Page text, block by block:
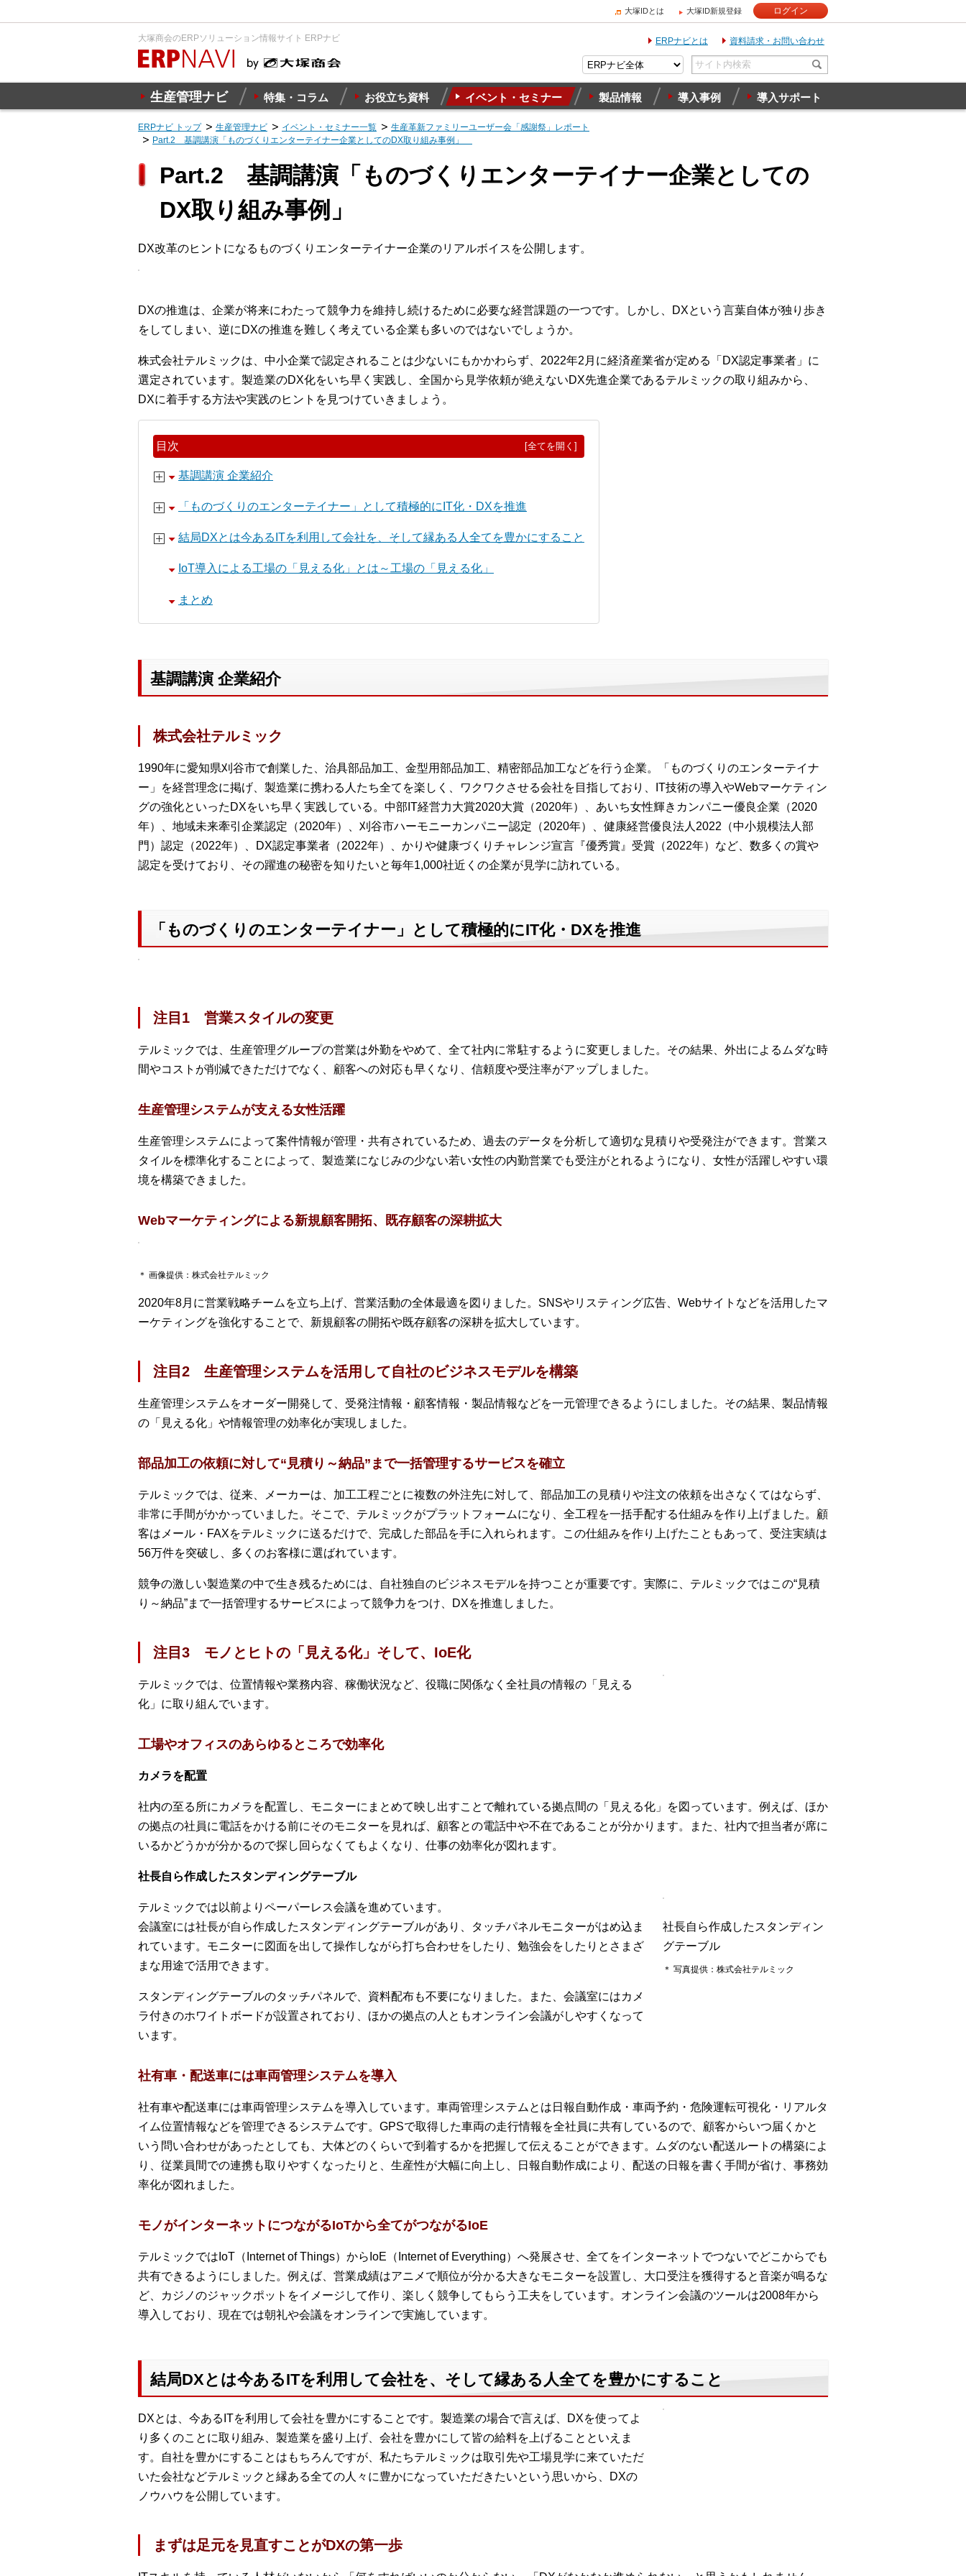
大塚IDとは 大塚ID新規登録 ログイン
大塚商会のERPソリューション情報サイト ERPナビ ERPナビとは 資料請求・お問い合わせ
生産管理ナビ 特集・コラム お役立ち資料 イベント・セミナー 製品情報 導入事例 導入サポート
ERPナビ トップ 生産管理ナビ イベント・セミナー一覧
生産革新ファミリーユーザー会「感謝祭」レポート
Part.2 基調講演「ものづくりエンターテイナー企業としてのDX取り組み事例」
Part.2 基調講演「ものづくりエンターテイナー企業としての
DX取り組み事例」
DX改革のヒントになるものづくりエンターテイナー企業のリアルボイスを公開します。
DXの推進は、企業が将来にわたって競争力を維持し続けるために必要な経営課題の一つです。しかし、DXという言葉自体が独り歩き
をしてしまい、逆にDXの推進を難しく考えている企業も多いのではないでしょうか。
株式会社テルミックは、中小企業で認定されることは少ないにもかかわらず、2022年2月に経済産業省が定める「DX認定事業者」に
選定されています。製造業のDX化をいち早く実践し、全国から見学依頼が絶えないDX先進企業であるテルミックの取り組みから、
DXに着手する方法や実践のヒントを見つけていきましょう。
目次 [全てを開く]
基調講演 企業紹介
「ものづくりのエンターテイナー」として積極的にIT化・DXを推進
結局DXとは今あるITを利用して会社を、そして縁ある人全てを豊かにすること
IoT導入による工場の「見える化」とは～工場の「見える化」
まとめ
基調講演 企業紹介
株式会社テルミック
1990年に愛知県刈谷市で創業した、治具部品加工、金型用部品加工、精密部品加工などを行う企業。「ものづくりのエンターテイナ
ー」を経営理念に掲げ、製造業に携わる人たち全てを楽しく、ワクワクさせる会社を目指しており、IT技術の導入やWebマーケティン
グの強化といったDXをいち早く実践している。中部IT経営力大賞2020大賞（2020年）、あいち女性輝きカンパニー優良企業（2020
年）、地域未来牽引企業認定（2020年）、刈谷市ハーモニーカンパニー認定（2020年）、健康経営優良法人2022（中小規模法人部
門）認定（2022年）、DX認定事業者（2022年）、かりや健康づくりチャレンジ宣言『優秀賞』受賞（2022年）など、数多くの賞や
認定を受けており、その躍進の秘密を知りたいと毎年1,000社近くの企業が見学に訪れている。
「ものづくりのエンターテイナー」として積極的にIT化・DXを推進
注目1 営業スタイルの変更
テルミックでは、生産管理グループの営業は外勤をやめて、全て社内に常駐するように変更しました。その結果、外出によるムダな時
間やコストが削減できただけでなく、顧客への対応も早くなり、信頼度や受注率がアップしました。
生産管理システムが支える女性活躍
生産管理システムによって案件情報が管理・共有されているため、過去のデータを分析して適切な見積りや受発注ができます。営業ス
タイルを標準化することによって、製造業になじみの少ない若い女性の内勤営業でも受注がとれるようになり、女性が活躍しやすい環
境を構築できました。
Webマーケティングによる新規顧客開拓、既存顧客の深耕拡大
＊ 画像提供：株式会社テルミック
2020年8月に営業戦略チームを立ち上げ、営業活動の全体最適を図りました。SNSやリスティング広告、Webサイトなどを活用したマ
ーケティングを強化することで、新規顧客の開拓や既存顧客の深耕を拡大しています。
注目2 生産管理システムを活用して自社のビジネスモデルを構築
生産管理システムをオーダー開発して、受発注情報・顧客情報・製品情報などを一元管理できるようにしました。その結果、製品情報
の「見える化」や情報管理の効率化が実現しました。
部品加工の依頼に対して“見積り～納品”まで一括管理するサービスを確立
テルミックでは、従来、メーカーは、加工工程ごとに複数の外注先に対して、部品加工の見積りや注文の依頼を出さなくてはならず、
非常に手間がかかっていました。そこで、テルミックがプラットフォームになり、全工程を一括手配する仕組みを作り上げました。顧
客はメール・FAXをテルミックに送るだけで、完成した部品を手に入れられます。この仕組みを作り上げたこともあって、受注実績は
56万件を突破し、多くのお客様に選ばれています。
競争の激しい製造業の中で生き残るためには、自社独自のビジネスモデルを持つことが重要です。実際に、テルミックではこの“見積
り～納品”まで一括管理するサービスによって競争力をつけ、DXを推進しました。
注目3 モノとヒトの「見える化」そして、IoE化
テルミックでは、位置情報や業務内容、稼働状況など、役職に関係なく全社員の情報の「見える
化」に取り組んでいます。
工場やオフィスのあらゆるところで効率化
カメラを配置
社内の至る所にカメラを配置し、モニターにまとめて映し出すことで離れている拠点間の「見える化」を図っています。例えば、ほか
の拠点の社員に電話をかける前にそのモニターを見れば、顧客との電話中や不在であることが分かります。また、社内で担当者が席に
いるかどうかが分かるので探し回らなくてもよくなり、仕事の効率化が図れます。
社長自ら作成したスタンディングテーブル
テルミックでは以前よりペーパーレス会議を進めています。
会議室には社長が自ら作成したスタンディングテーブルがあり、タッチパネルモニターがはめ込ま
れています。モニターに図面を出して操作しながら打ち合わせをしたり、勉強会をしたりとさまざ
まな用途で活用できます。
スタンディングテーブルのタッチパネルで、資料配布も不要になりました。また、会議室にはカメ
ラ付きのホワイトボードが設置されており、ほかの拠点の人ともオンライン会議がしやすくなって
います。
社長自ら作成したスタンディン
グテーブル
＊ 写真提供：株式会社テルミック
社有車・配送車には車両管理システムを導入
社有車や配送車には車両管理システムを導入しています。車両管理システムとは日報自動作成・車両予約・危険運転可視化・リアルタ
イム位置情報などを管理できるシステムです。GPSで取得した車両の走行情報を全社員に共有しているので、顧客からいつ届くかと
いう問い合わせがあったとしても、大体どのくらいで到着するかを把握して伝えることができます。ムダのない配送ルートの構築によ
り、従業員間での連携も取りやすくなったりと、生産性が大幅に向上し、日報自動作成により、配送の日報を書く手間が省け、事務効
率化が図れました。
モノがインターネットにつながるIoTから全てがつながるIoE
テルミックではIoT（Internet of Things）からIoE（Internet of Everything）へ発展させ、全てをインターネットでつないでどこからでも
共有できるようにしました。例えば、営業成績はアニメで順位が分かる大きなモニターを設置し、大口受注を獲得すると音楽が鳴るな
ど、カジノのジャックポットをイメージして作り、楽しく競争してもらう工夫をしています。オンライン会議のツールは2008年から
導入しており、現在では朝礼や会議をオンラインで実施しています。
結局DXとは今あるITを利用して会社を、そして縁ある人全てを豊かにすること
DXとは、今あるITを利用して会社を豊かにすることです。製造業の場合で言えば、DXを使ってよ
り多くのことに取り組み、製造業を盛り上げ、会社を豊かにして皆の給料を上げることといえま
す。自社を豊かにすることはもちろんですが、私たちテルミックは取引先や工場見学に来ていただ
いた会社などテルミックと縁ある全ての人々に豊かになっていただきたいという思いから、DXの
ノウハウを公開しています。
まずは足元を見直すことがDXの第一歩